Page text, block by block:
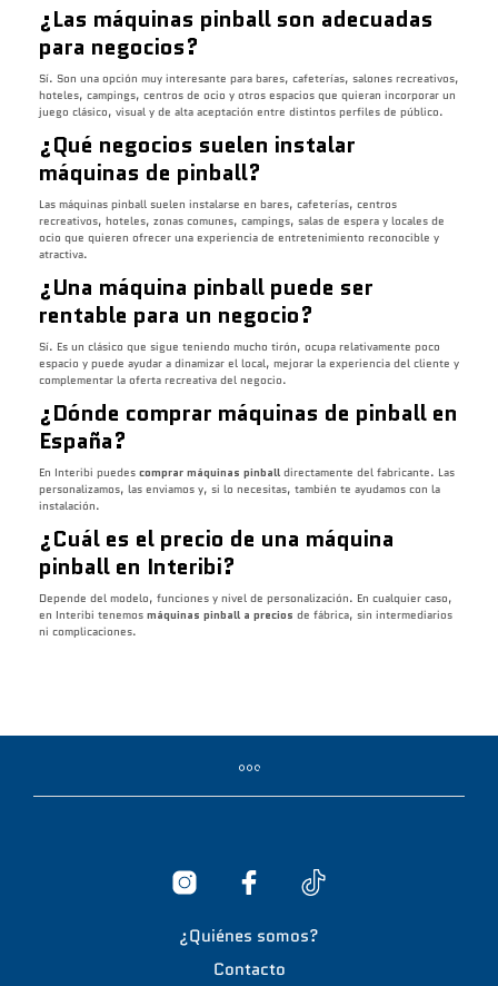
¿Las máquinas pinball son adecuadas
para negocios?
Sí. Son una opción muy interesante para bares, cafeterías, salones recreativos,
hoteles, campings, centros de ocio y otros espacios que quieran incorporar un
juego clásico, visual y de alta aceptación entre distintos perfiles de público.
¿Qué negocios suelen instalar
máquinas de pinball?
Las máquinas pinball suelen instalarse en bares, cafeterías, centros
recreativos, hoteles, zonas comunes, campings, salas de espera y locales de
ocio que quieren ofrecer una experiencia de entretenimiento reconocible y
atractiva.
¿Una máquina pinball puede ser
rentable para un negocio?
Sí. Es un clásico que sigue teniendo mucho tirón, ocupa relativamente poco
espacio y puede ayudar a dinamizar el local, mejorar la experiencia del cliente y
complementar la oferta recreativa del negocio.
¿Dónde comprar máquinas de pinball en
España?
En Interibi puedes comprar máquinas pinball directamente del fabricante. Las
personalizamos, las enviamos y, si lo necesitas, también te ayudamos con la
instalación.
¿Cuál es el precio de una máquina
pinball en Interibi?
Depende del modelo, funciones y nivel de personalización. En cualquier caso,
en Interibi tenemos máquinas pinball a precios de fábrica, sin intermediarios
ni complicaciones.
¿Quiénes somos?
Contacto